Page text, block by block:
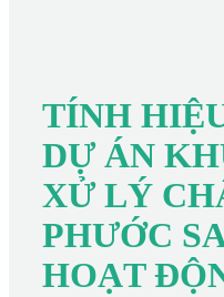
TÍNH
DỰ ÁN
XỬ LÝ
PHƯỚC
HOẠT